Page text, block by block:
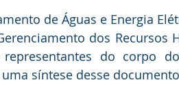
de Águas e Energia
dos Recursos
do corpo
síntese desse